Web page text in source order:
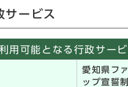
サービス
用可能となる行政サー
愛知県フ
ップ宣誓